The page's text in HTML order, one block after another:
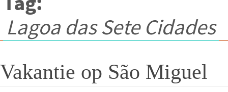
Lagoa das Sete Cidades
Vakantie op São Miguel